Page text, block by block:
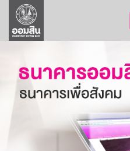
ลูกค้าธุรกิจ
ลูกค้าผู้ประกอบรายย่อย
ออมเพื่อสุข
เกี่ยวกับธนาคาร
การพัฒนาที่ยั่งยืน